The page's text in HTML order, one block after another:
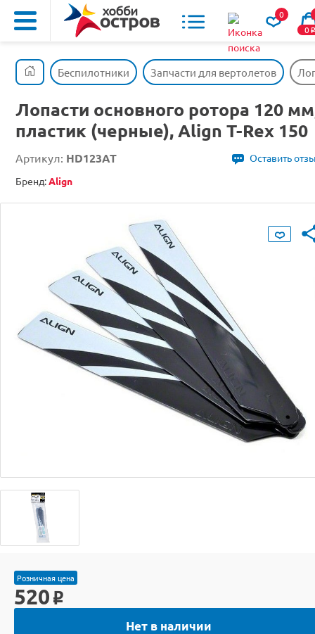
0
0o
Беспилотники Запчасти для вертолетов
Лопасти основного ротора 120
пластик (черные), Align T-Rex 150
Артикул: HD123AT
Оставить
Бренд:Align
Розничная цена
520 o
Нет в наличии